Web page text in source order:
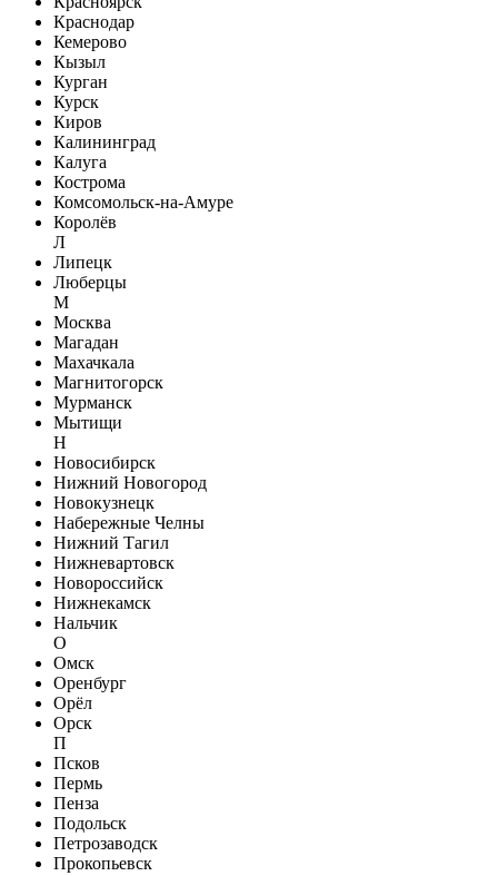
Краснодар
Кемерово
Кызыл
Курган
Курск
Киров
Калининград
Калуга
Кострома
Комсомольск-на-Амуре
Королёв
Л
Липецк
Люберцы
М
Москва
Магадан
Махачкала
Магнитогорск
Мурманск
Мытищи
Н
Новосибирск
Нижний Новогород
Новокузнецк
Набережные Челны
Нижний Тагил
Нижневартовск
Новороссийск
Нижнекамск
Нальчик
О
Омск
Оренбург
Орёл
Орск
П
Псков
Пермь
Пенза
Подольск
Петрозаводск
Прокопьевск